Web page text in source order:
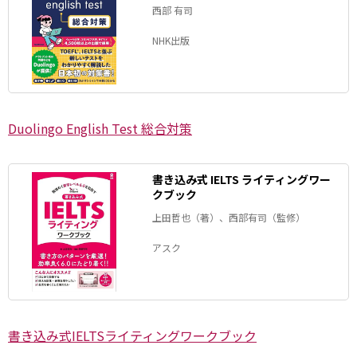
西部 有司
NHK出版
Duolingo English Test 総合対策
書き込み式 IELTS ライティングワー
クブック
上田哲也（著）、西部有司（監修）
アスク
書き込み式IELTSライティングワークブック